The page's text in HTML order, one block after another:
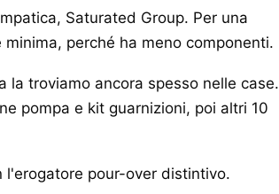
Saturated Group. Per una
perché ha meno componenti.
la troviamo ancora spesso nelle case.
pompa e kit guarnizioni, poi altri 10
l'erogatore pour-over distintivo.